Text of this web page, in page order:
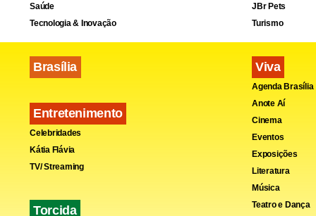
Saúde
Tecnologia & Inovação
Brasília
Entretenimento
Celebridades
Kátia Flávia
TV/ Streaming
Torcida
JBr Pets
Turismo
Viva
Agenda Brasília
Anote Aí
Cinema
Eventos
Exposições
Literatura
Música
Teatro e Dança